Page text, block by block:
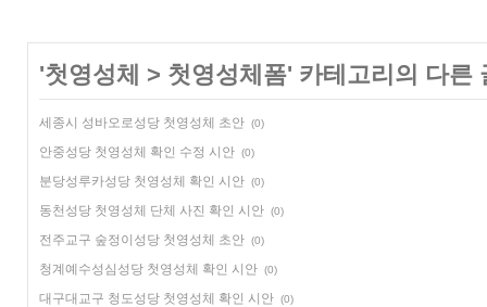
'첫영성체 > 첫영성체폼' 카테고리의 다른
세종시 성바오로성당 첫영성체 초안 (0)
안중성당 첫영성체 확인 수정 시안 (0)
분당성루카성당 첫영성체 확인 시안 (0)
동천성당 첫영성체 단체 사진 확인 시안 (0)
전주교구 숲정이성당 첫영성체 초안 (0)
청계예수성심성당 첫영성체 확인 시안 (0)
대구대교구 청도성당 첫영성체 확인 시안 (0)